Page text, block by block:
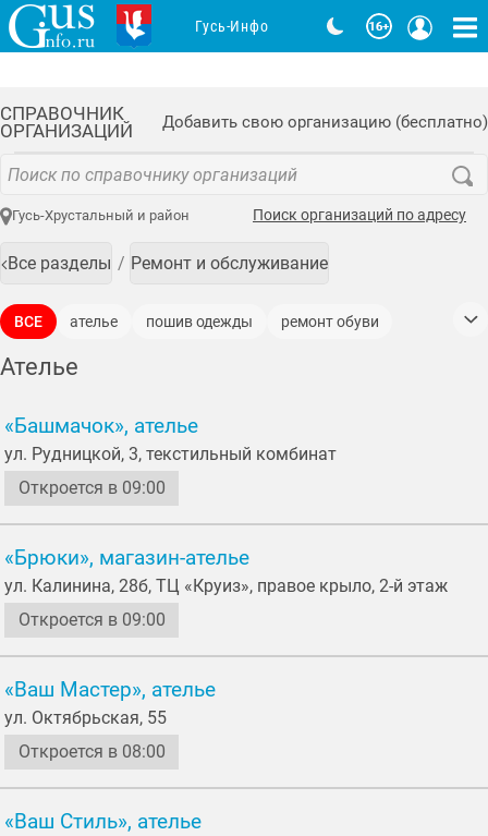
СПРАВОЧНИК
ОРГАНИЗАЦИЙ
Добавить свою организацию (бесплатно)
Гусь-Хрустальный и район Поиск организаций по адресу
Все разделы Ремонт и обслуживание
ВСЕ ателье пошив одежды
ремонт обуви
реставрация изделий из меха и кожи
сухая чистка подушек пух-перо
Ателье
«Башмачок», ателье
ул. Рудницкой, 3, текстильный комбинат
Откроется в 09:00
«Брюки», магазин-ателье
ул. Калинина, 28б, ТЦ «Круиз», правое крыло, 2-й этаж
Откроется в 09:00
«Ваш Мастер», ателье
ул. Октябрьская, 55
Откроется в 08:00
«Ваш Стиль», ателье
Гусь-Инфо